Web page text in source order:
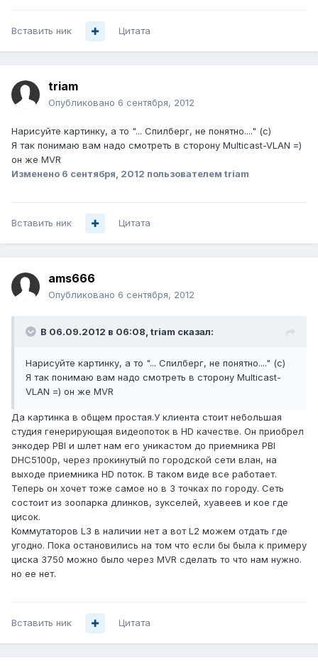
Вставить ник Цитата
triam
Опубликовано 6 сентября, 2012
Нарисуйте картинку, а то "... Спилберг, не понятно...." (с)
Я так понимаю вам надо смотреть в сторону Multicast-VLAN =)
он же MVR
Изменено 6 сентября, 2012 пользователем triam
Вставить ник Цитата
ams666
Опубликовано 6 сентября, 2012
В 06.09.2012 в 06:08, triam сказал:
Нарисуйте картинку, а то "... Спилберг, не понятно...." (с)
Я так понимаю вам надо смотреть в сторону Multicast-
VLAN =) он же MVR
Да картинка в общем простая.У клиента стоит небольшая
студия генерирующая видеопоток в HD качестве. Он приобрел
энкодер PBI и шлет нам его уникастом до приемника PBI
DHC5100p, через прокинутый по городской сети влан, на
выходе приемника HD поток. В таком виде все работает.
Теперь он хочет тоже самое но в 3 точках по городу. Cеть
состоит из зоопарка длинков, зукселей, хуавеев и кое где
цисок.
Коммутаторов L3 в наличии нет а вот L2 можем отдать где
угодно. Пока остановились на том что если бы была к примеру
циска 3750 можно было через MVR сделать то что нам нужно.
но ее нет.
Вставить ник Цитата